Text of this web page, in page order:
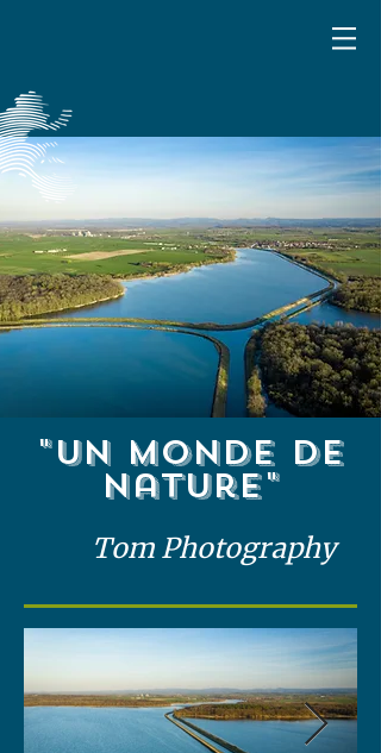
"un monde de
nature"
Tom Photography